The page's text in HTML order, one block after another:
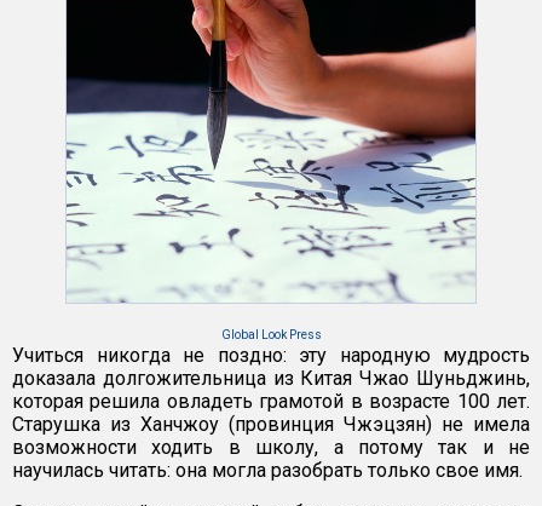
Global Look Press
Учиться никогда не поздно: эту народную мудрость
доказала долгожительница из Китая Чжао Шуньджинь,
которая решила овладеть грамотой в возрасте 100 лет.
Старушка из Ханчжоу (провинция Чжэцзян) не имела
возможности ходить в школу, а потому так и не
научилась читать: она могла разобрать только свое имя.